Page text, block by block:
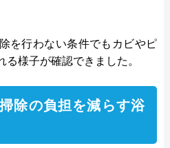
を行わない条件でもカビやピ
様子が確認できました。
除の負担を減らす浴